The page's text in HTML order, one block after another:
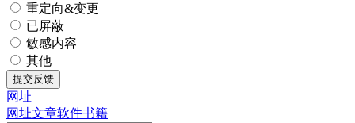
重定向&变更
已屏蔽
敏感内容
其他
提交反馈
网址
网址文章软件书籍